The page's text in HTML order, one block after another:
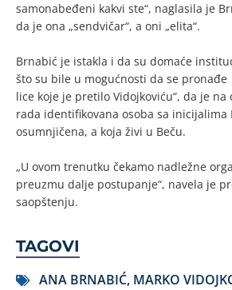
samonabeđeni kakvi ste“, naglasila je
da je ona „sendvičar“, a oni „elita“.
Brnabić je istakla i da su domaće
što su bile u mogućnosti da se pronađe
lice koje je pretilo Vidojkoviću“, da je na
rada identifikovana osoba sa inicijalima
osumnjičena, a koja živi u Beču.
„U ovom trenutku čekamo nadležne
preuzmu dalje postupanje“, navela je
saopštenju.
TAGOVI
ANA BRNABIĆ, MARKO